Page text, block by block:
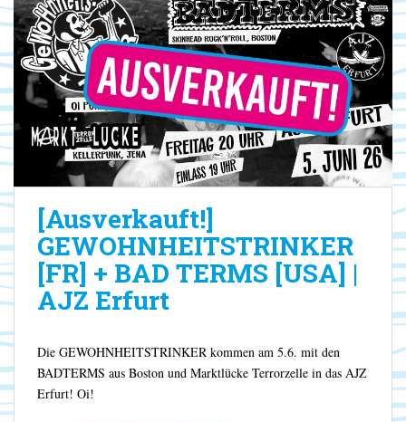
[Ausverkauft!]
GEWOHNHEITSTRINKER
[FR] + BAD TERMS [USA] |
AJZ Erfurt
Die GEWOHNHEITSTRINKER kommen am 5.6. mit den
BADTERMS aus Boston und Marktlücke Terrorzelle in das AJZ
Erfurt! Oi!